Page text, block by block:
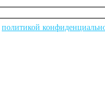
политикой